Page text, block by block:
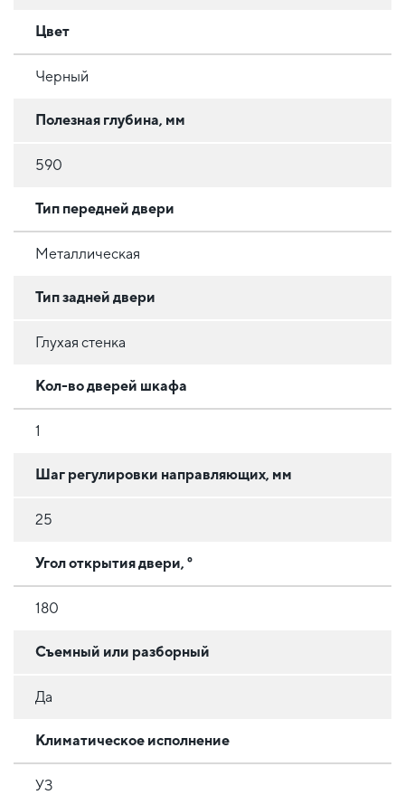
Цвет
Черный
Полезная глубина, мм
590
Тип передней двери
Металлическая
Тип задней двери
Глухая стенка
Кол-во дверей шкафа
1
Шаг регулировки направляющих, мм
25
Угол открытия двери, °
180
Съемный или разборный
Да
Климатическое исполнение
УЗ